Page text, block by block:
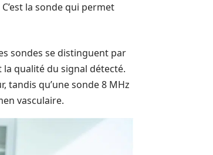
la sonde qui permet
sondes se distinguent par
qualité du signal détecté.
tandis qu’une sonde 8 MHz
vasculaire.